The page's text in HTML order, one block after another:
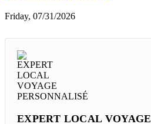
Friday, 07/31/2026
EXPERT LOCAL VOYAGE